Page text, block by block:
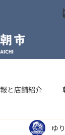
と店舗紹介
インフォメーション
ゆ